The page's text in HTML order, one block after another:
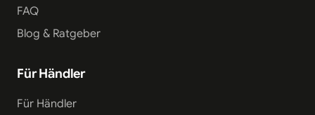
FAQ
Blog & Ratgeber
Für Händler
Für Händler